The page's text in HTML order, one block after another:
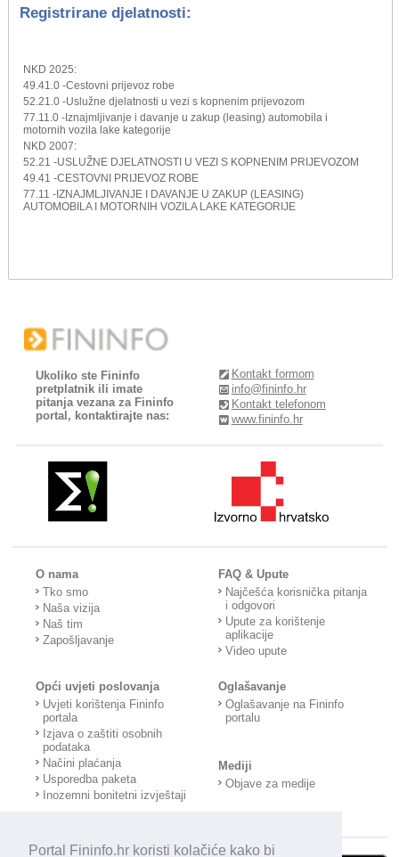
Portal Fininfo.hr koristi kolačiće kako bi
Registrirane djelatnosti:
NKD 2025:
49.41.0 -Cestovni prijevoz robe
52.21.0 -Uslužne djelatnosti u vezi s kopnenim prijevozom
77.11.0 -Iznajmljivanje i davanje u zakup (leasing) automobila i
motornih vozila lake kategorije
NKD 2007:
52.21 -USLUŽNE DJELATNOSTI U VEZI S KOPNENIM PRIJEVOZOM
49.41 -CESTOVNI PRIJEVOZ ROBE
77.11 -IZNAJMLJIVANJE I DAVANJE U ZAKUP (LEASING)
AUTOMOBILA I MOTORNIH VOZILA LAKE KATEGORIJE
Ukoliko ste Fininfo
pretplatnik ili imate
pitanja vezana za Fininfo
portal, kontaktirajte nas:
Kontakt formom
info@fininfo.hr
Kontakt telefonom
www.fininfo.hr
O nama
Tko smo
Naša vizija
Naš tim
Zapošljavanje
FAQ & Upute
Najčešća korisnička pitanja
i odgovori
Upute za korištenje
aplikacije
Video upute
Opći uvjeti poslovanja
Uvjeti korištenja Fininfo
portala
Izjava o zaštiti osobnih
podataka
Načini plaćanja
Usporedba paketa
Inozemni bonitetni izvještaji
Oglašavanje
Oglašavanje na Fininfo
portalu
Mediji
Objave za medije